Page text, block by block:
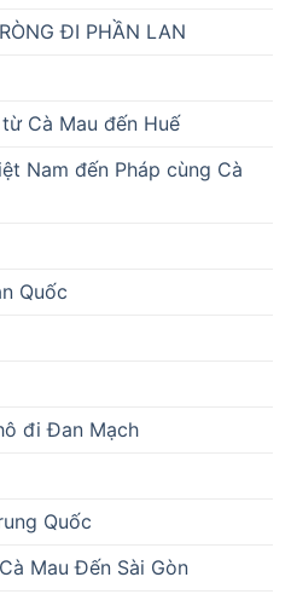
ĐI PHẦN LAN
Cà Mau đến Huế
Nam đến Pháp cùng Cà
Quốc
đi Đan Mạch
Quốc
Mau Đến Sài Gòn